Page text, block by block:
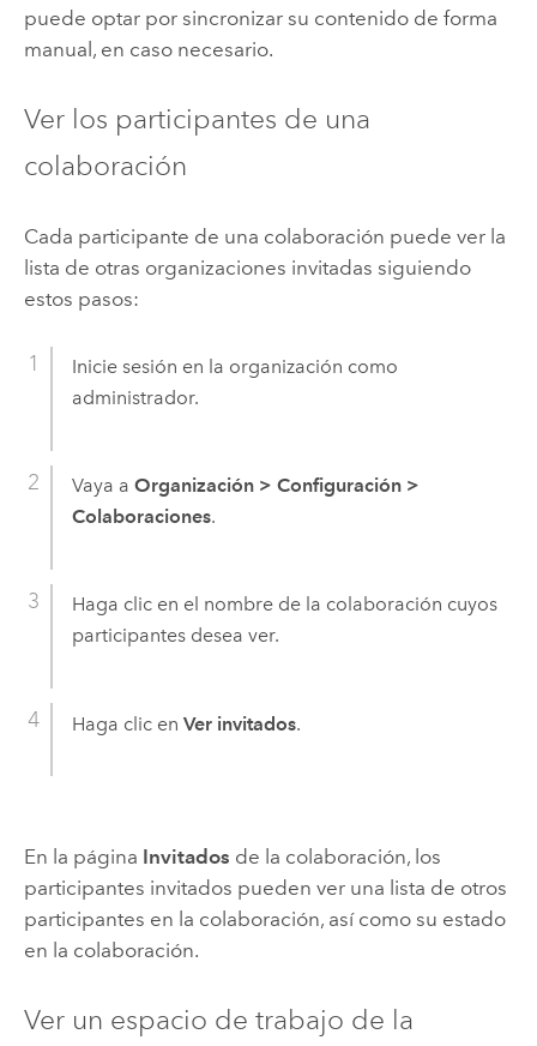
puede optar por sincronizar su contenido de forma
manual, en caso necesario.
Ver los participantes de una
colaboración
Cada participante de una colaboración puede ver la
lista de otras organizaciones invitadas siguiendo
estos pasos:
Inicie sesión en la organización como
administrador.
Vaya a Organización > Configuración >
Colaboraciones.
Haga clic en el nombre de la colaboración cuyos
participantes desea ver.
Haga clic en Ver invitados.
En la página Invitados de la colaboración, los
participantes invitados pueden ver una lista de otros
participantes en la colaboración, así como su estado
en la colaboración.
Ver un espacio de trabajo de la